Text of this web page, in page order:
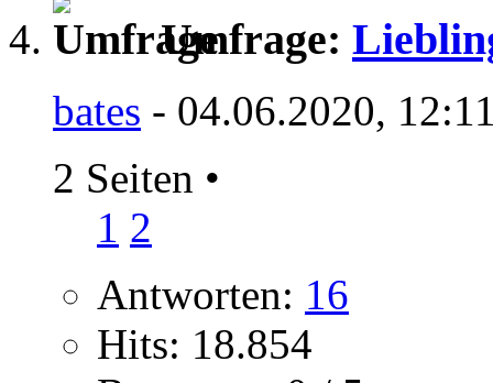
Umfrage:
bates - 04.06.2020,
2 Seiten •
1 2
Antworten: 16
Hits: 18.854